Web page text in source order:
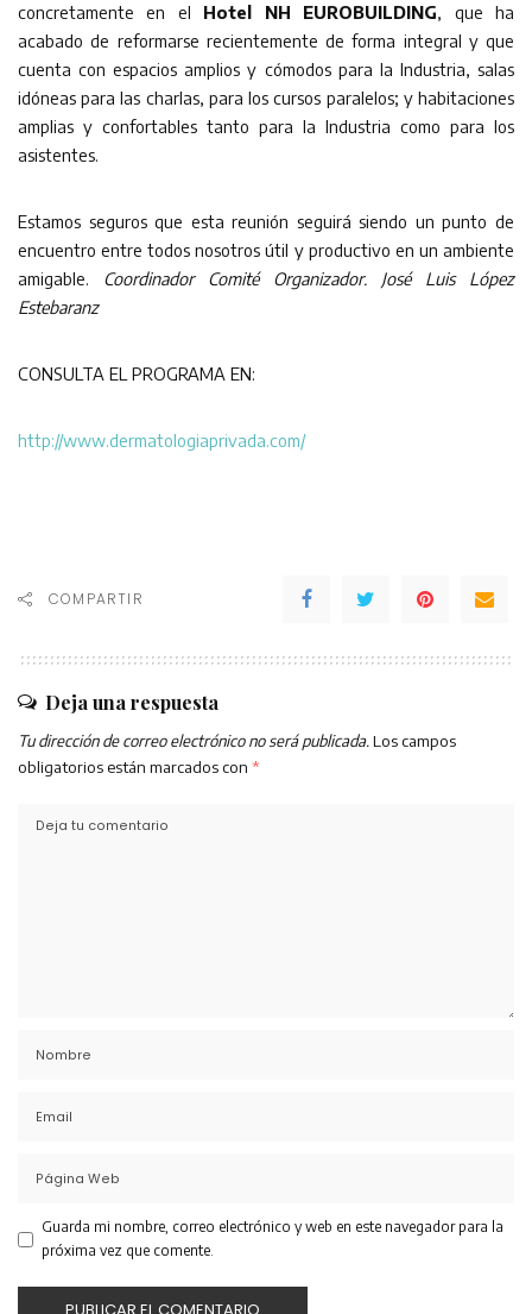
concretamente en el Hotel NH EUROBUILDING, que ha
acabado de reformarse recientemente de forma integral y que
cuenta con espacios amplios y cómodos para la Industria, salas
idóneas para las charlas, para los cursos paralelos; y habitaciones
amplias y confortables tanto para la Industria como para los
asistentes.
Estamos seguros que esta reunión seguirá siendo un punto de
encuentro entre todos nosotros útil y productivo en un ambiente
amigable. Coordinador Comité Organizador. José Luis López
Estebaranz
CONSULTA EL PROGRAMA EN:
http://www.dermatologiaprivada.com/
COMPARTIR
Deja una respuesta
Tu dirección de correo electrónico no será publicada. Los campos
obligatorios están marcados con *
Guarda mi nombre, correo electrónico y web en este navegador para la
próxima vez que comente.